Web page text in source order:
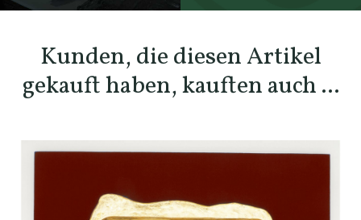
Kunden, die diesen Artikel
gekauft haben, kauften auch ...